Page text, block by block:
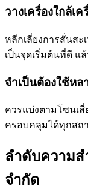
วางเครื่องใกล้เ
หลีกเลี่ยงการสั่นสะ
เป็นจุดเริ่มต้นที่ดี แ
จำเป็นต้องใช้หล
ควรแบ่งตามโซนเ
ครอบคลุมได้ทุกสถ
ลำดับความส
จำกัด